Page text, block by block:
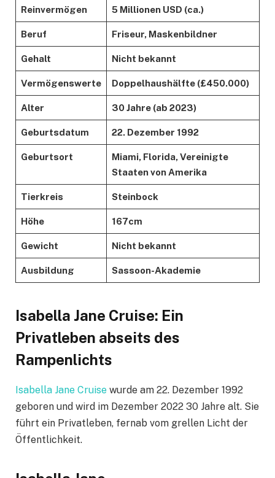
Reinvermögen 5 Millionen USD (ca.)
Beruf Friseur, Maskenbildner
Gehalt Nicht bekannt
Vermögenswerte Doppelhaushälfte (£450.000)
Alter 30 Jahre (ab 2023)
Geburtsdatum 22. Dezember 1992
Geburtsort
Miami, Florida, Vereinigte
Staaten von Amerika
Tierkreis Steinbock
Höhe 167cm
Gewicht Nicht bekannt
Ausbildung Sassoon-Akademie
Isabella Jane Cruise: Ein
Privatleben abseits des
Rampenlichts
Isabella Jane Cruise wurde am 22. Dezember 1992
geboren und wird im Dezember 2022 30 Jahre alt. Sie
führt ein Privatleben, fernab vom grellen Licht der
Öffentlichkeit.